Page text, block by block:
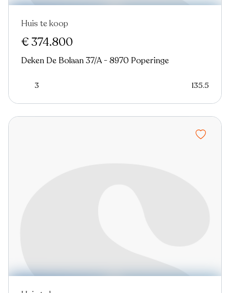
Huis te koop
€ 374.800
Deken De Bolaan 37/A - 8970 Poperinge
3 135.5